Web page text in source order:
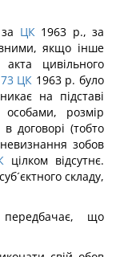
ЦК1963 р., за
якщо інше
цивільного
ЦК 1963 р. було
на підставі
розмір
договорі (тобто
зобов
цілком відсутнє.
складу,
передбачає, що